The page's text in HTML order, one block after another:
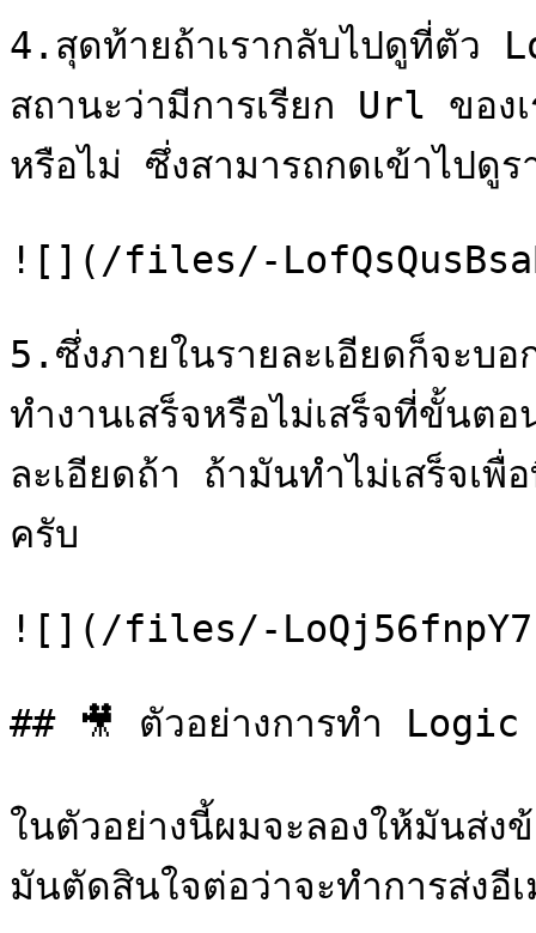
4.สุดท้ายถ้าเรากลับไปดูที่ตัว
สถานะว่ามีการเรียก Url ของ
หรือไม่ ซึ่งสามารถกดเข้าไปดูร
![](/files/-
5.ซึ่งภายในรายละเอียดก็จะบอ
ทำงานเสร็จหรือไม่เสร็จที่ขั้นต
ละเอียดถ้า ถ้ามันทำไม่เสร็จเพื่
ครับ
![](/files/-
## 🎥 ตัวอย่างการทำ Logic
ในตัวอย่างนี้ผมจะลองให้มันส่
มันตัดสินใจต่อว่าจะทำการส่งอี